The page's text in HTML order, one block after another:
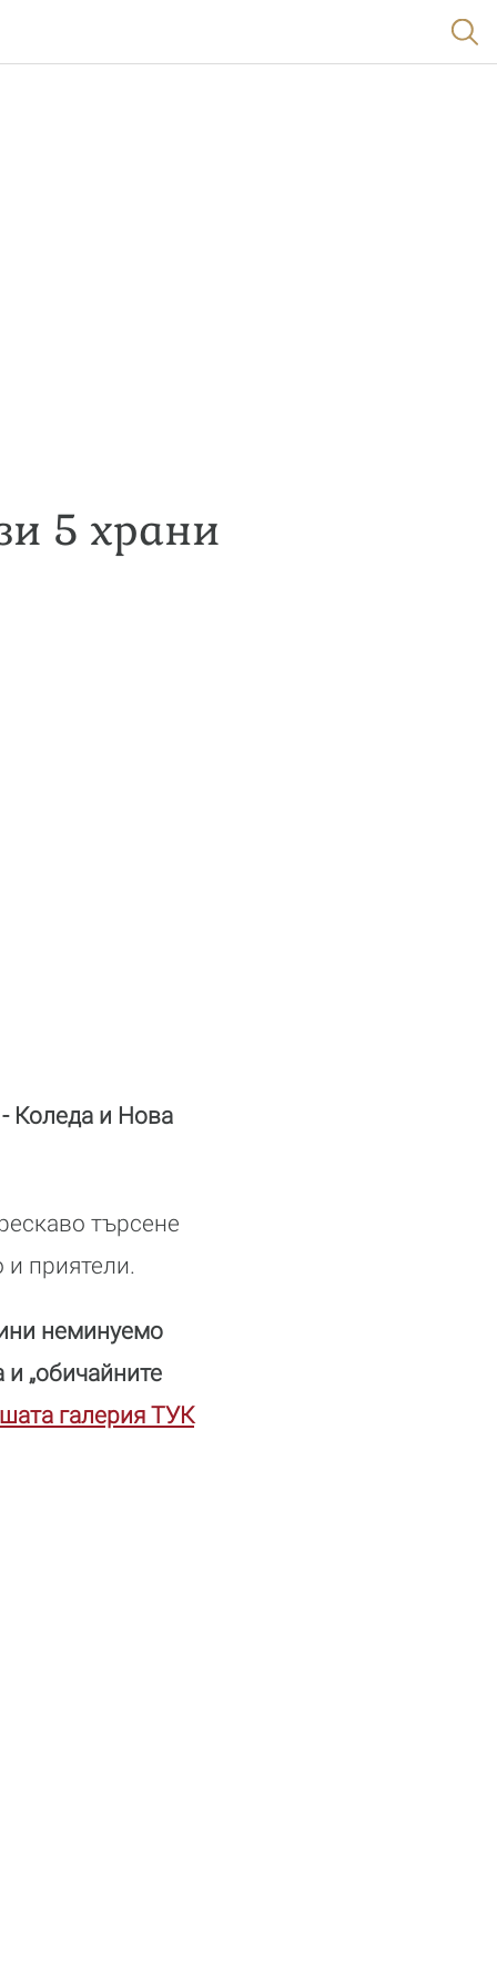
5 храни
Коледа и Нова
търсене
приятели.
неминуемо
„обичайните
галерия ТУК